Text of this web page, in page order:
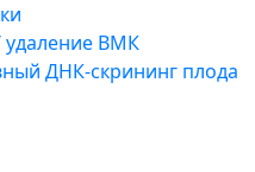
удаление ВМК
ДНК-скрининг плода
перехода в наш